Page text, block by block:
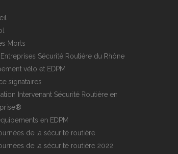
Morts
Sécurité Routière du Rhône
vélo et EDPM
signataires
Intervenant Sécurité Routière en
en EDPM
de la sécurité routière
de la sécurité routière 2022